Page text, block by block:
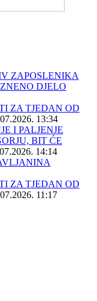
ZAPOSLENIKA
DJELO
ZA TJEDAN OD
13:34
I PALJENJE
BIT ĆE
14:14
ZA TJEDAN OD
11:17